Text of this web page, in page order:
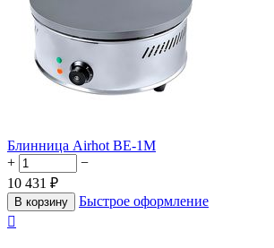
Блинница Airhot BE-1M
+
−
10 431 ₽
В корзину
Быстрое оформление
